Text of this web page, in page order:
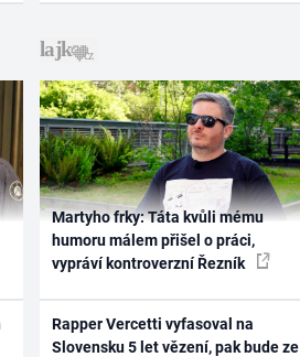
Martyho frky: Táta kvůli mému
humoru málem přišel o práci,
vypráví kontroverzní Řezník
Rapper Vercetti vyfasoval na
Slovensku 5 let vězení, pak bude ze